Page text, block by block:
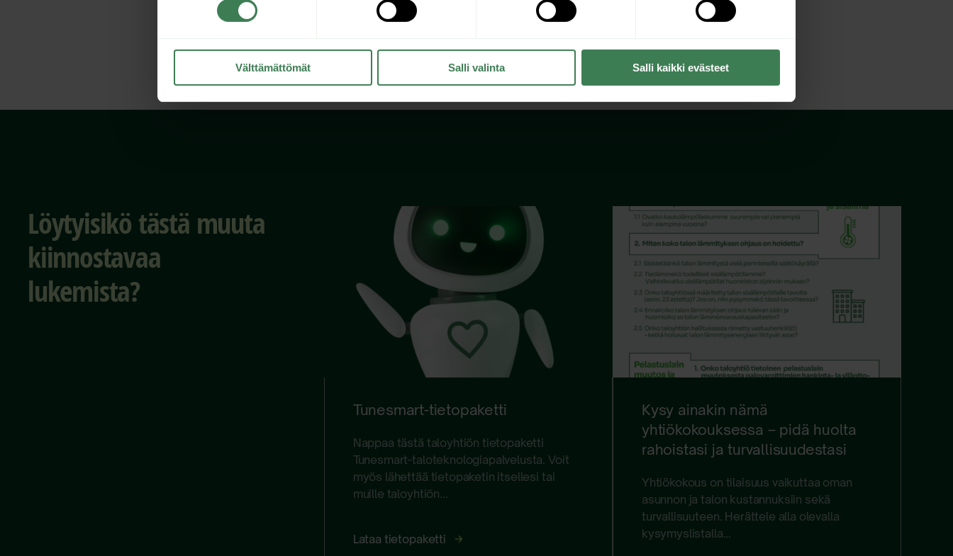
Välttämättömät Salli valinta Salli kaikki evästeet
👋 Kysy
, miten taloyhtiösi hyötyy Tunesmart-taloteknologiasta. Jos taloyhtiösi
Löytyisikö tästä muuta
kiinnostavaa
lukemista?
Tunesmart-tietopaketti
Nappaa tästä taloyhtiön tietopaketti
Tunesmart-taloteknologiapalvelusta. Voit
myös lähettää tietopaketin itsellesi tai
muille taloyhtiön...
Lataa tietopakettiTunesmart-
Kysy ainakin nämä
yhtiökokouksessa – pidä huolta
rahoistasi ja turvallisuudestasi
Yhtiökokous on tilaisuus vaikuttaa oman
asunnon ja talon kustannuksiin sekä
turvallisuuteen. Herättele alla olevalla
kysymyslistalla...